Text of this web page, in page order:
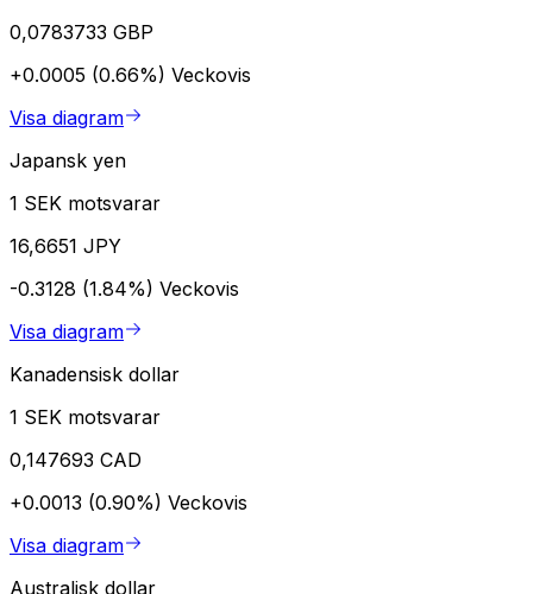
0,0783733 GBP
+0.0005 (0.66%) Veckovis
Visa diagram
Japansk yen
1 SEK motsvarar
16,6651 JPY
-0.3128 (1.84%) Veckovis
Visa diagram
Kanadensisk dollar
1 SEK motsvarar
0,147693 CAD
+0.0013 (0.90%) Veckovis
Visa diagram
Australisk dollar